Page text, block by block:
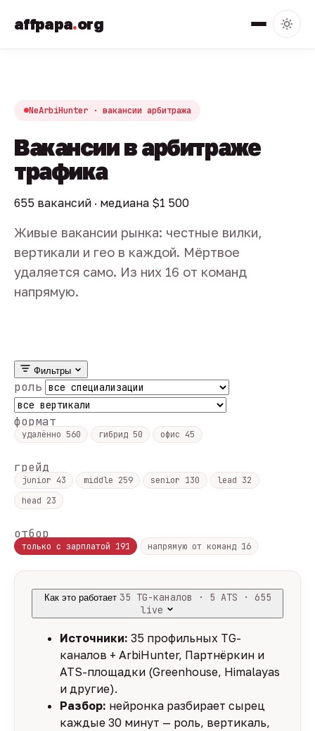
affpapa.org
NeArbiHunter · вакансии арбитража
Вакансии в арбитраже
трафика
655 вакансий · медиана $1 500
Живые вакансии рынка: честные вилки,
вертикали и гео в каждой. Мёртвое
удаляется само. Из них 16 от команд
напрямую.
Фильтры
роль
формат
удалённо 560 гибрид 50 офис 45
грейд
junior 43 middle 259 senior 130 lead 32
head 23
отбор
только с зарплатой 191 напрямую от команд 16
Как это работает 35 TG-каналов · 5 ATS · 655
live
Источники: 35 профильных TG-
каналов + ArbiHunter, Партнёркин и
ATS-площадки (Greenhouse, Himalayas
и другие).
Разбор: нейронка разбирает сырец
каждые 30 минут — роль, вертикаль,